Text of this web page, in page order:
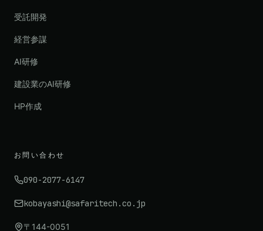
受託開発
経営参謀
AI研修
建設業のAI研修
HP作成
お問い合わせ
090-2077-6147
kobayashi@safaritech.co.jp
〒144-0051